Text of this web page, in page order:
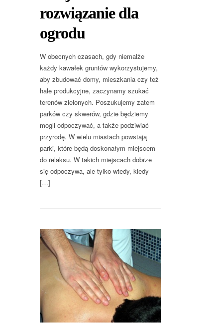
rozwiązanie dla
ogrodu
W obecnych czasach, gdy niemalże
każdy kawałek gruntów wykorzystujemy,
aby zbudować domy, mieszkania czy też
hale produkcyjne, zaczynamy szukać
terenów zielonych. Poszukujemy zatem
parków czy skwerów, gdzie będziemy
mogli odpoczywać, a także podziwiać
przyrodę. W wielu miastach powstają
parki, które będą doskonałym miejscem
do relaksu. W takich miejscach dobrze
się odpoczywa, ale tylko wtedy, kiedy
[…]